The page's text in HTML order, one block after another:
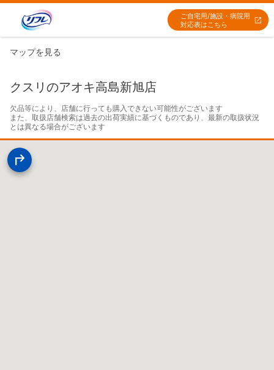
ご自宅用/施設・病院用
対応表はこちら
マップを見る
クスリのアオキ高島新旭店
欠品等により、店舗に行っても購入できない可能性がございます
また、取扱店舗検索は過去の出荷実績に基づくものであり、最新の取扱状況
とは異なる場合がございます